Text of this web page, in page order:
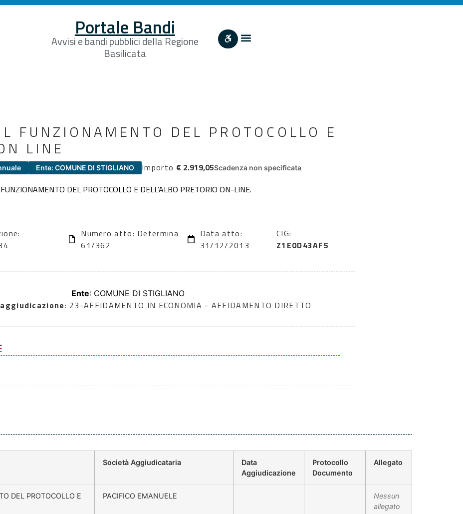
Portale Bandi
Avvisi e bandi pubblici della Regione
Basilicata
FUNZIONAMENTO DEL PROTOCOLLO E
LINE
Ente: COMUNE DI STIGLIANO Importo € 2.919,05Scadenza non specificata
DEL PROTOCOLLO E DELL’ALBO PRETORIO ON-LINE.
Numero atto: Determina
61/362
Data atto:
31/12/2013
CIG:
Z1E0D43AF5
Ente: COMUNE DI STIGLIANO
: 23-AFFIDAMENTO IN ECONOMIA - AFFIDAMENTO DIRETTO
Società Aggiudicataria
Data
Aggiudicazione
Protocollo
Documento
Allegato
DEL PROTOCOLLO E
PACIFICO EMANUELE
Nessun
allegato